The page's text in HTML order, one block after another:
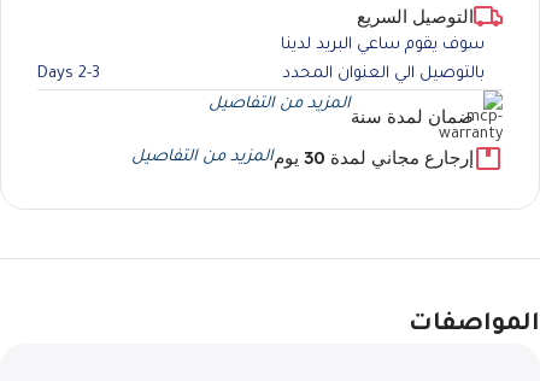
التوصيل السريع
سوف يقوم ساعي البريد لدينا
بالتوصيل الي العنوان المحدد
2-3 Days
ضمان لمدة سنة
المزيد من التفاصيل
إرجارع مجاني لمدة 30 يوم المزيد من التفاصيل
المواصفات